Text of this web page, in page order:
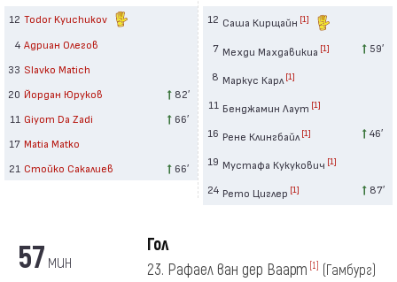
12 Todor Kyuchukov
4 Адриан Олегов
33 Slavko Matich
20 Йордан Юруков
82′
11 Giyom Da Zadi
66′
17 Matia Matko
21 Стойко Сакалиев 66′
12 Саша Кирщайн [1]
7 Мехди Махдавикиа [1] 59′
8 Маркус Карл [1]
11 Бенджамин Лаут [1]
16 Рене Клингбайл [1] 46′
19 Мустафа Кукукович [1]
24 Рето Циглер [1] 87′
57 мин
Гол
23. Рафаел ван дер Ваарт [1] (Гамбург)